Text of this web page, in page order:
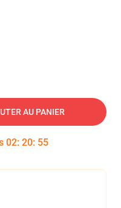
AU PANIER
02: 20: 54